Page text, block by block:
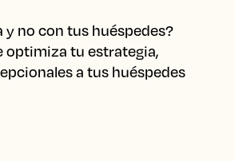
y no con tus huéspedes?
optimiza tu estrategia,
a tus huéspedes